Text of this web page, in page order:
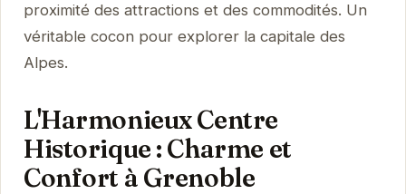
proximité des attractions et des commodités. Un
véritable cocon pour explorer la capitale des
Alpes.
L'Harmonieux Centre
Historique : Charme et
Confort à Grenoble